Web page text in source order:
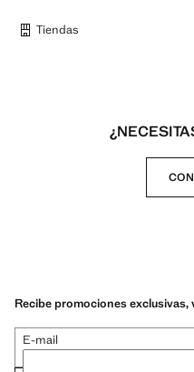
Tiendas
Recibe promociones
E-mail